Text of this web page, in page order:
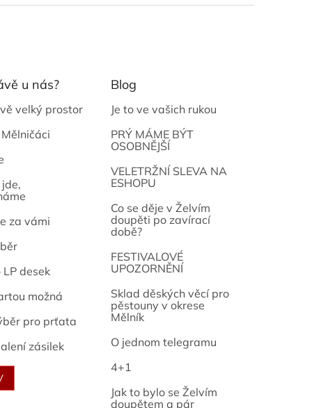
u nás?
velký prostor
za vámi
desek
možná
pro prťata
zásilek
Blog
Je to ve vašich rukou
PRÝ MÁME BÝT
OSOBNĚJŠÍ
VELETRŽNÍ SLEVA NA
ESHOPU
Co se děje v Želvím
doupěti po zavírací
době?
FESTIVALOVÉ
UPOZORNĚNÍ
Sklad děských věcí pro
pěstouny v okrese
Mělník
O jednom telegramu
4+1
Jak to bylo se Želvím
doupětem a pár